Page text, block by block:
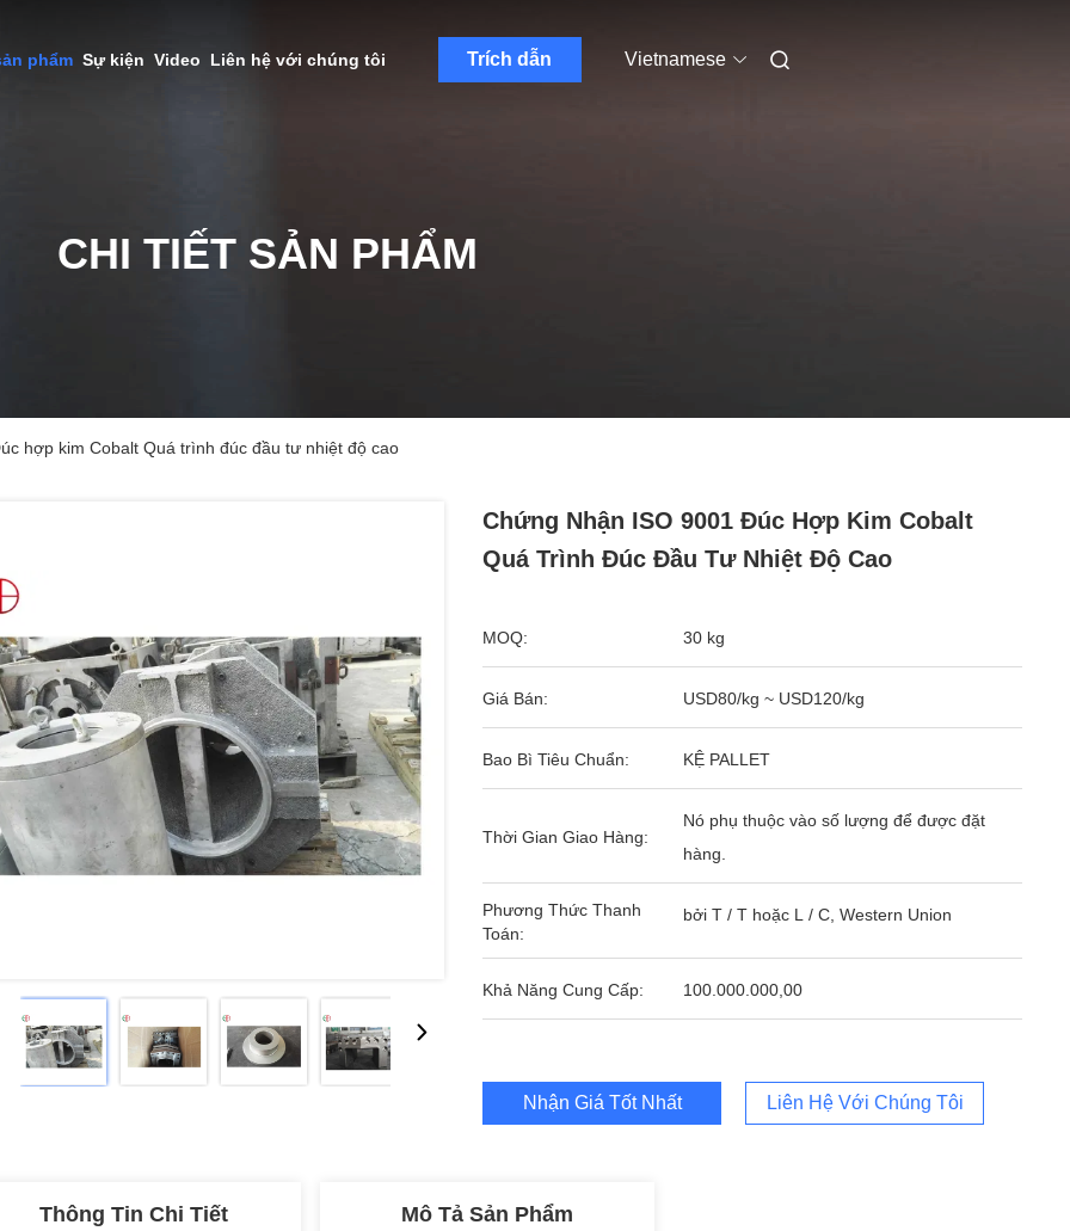
phẩm Sự kiện Video Liên hệ với chúng tôi Trích dẫn Vietnamese
CHI TIẾT SẢN PHẨM
hợp kim Cobalt Quá trình đúc đầu tư nhiệt độ cao
Chứng Nhận ISO 9001 Đúc Hợp Kim Cobalt
Quá Trình Đúc Đầu Tư Nhiệt Độ Cao
MOQ: 30 kg
Giá Bán: USD80/kg ~ USD120/kg
Bao Bì Tiêu Chuẩn: KỆ PALLET
Thời Gian Giao Hàng:
Nó phụ thuộc vào số lượng để được đặt
hàng.
Phương Thức Thanh
Toán:
bởi T / T hoặc L / C, Western Union
Khả Năng Cung Cấp: 100.000.000,00
Nhận Giá Tốt Nhất Liên Hệ Với Chúng Tôi
Thông Tin Chi Tiết Mô Tả Sản Phẩm